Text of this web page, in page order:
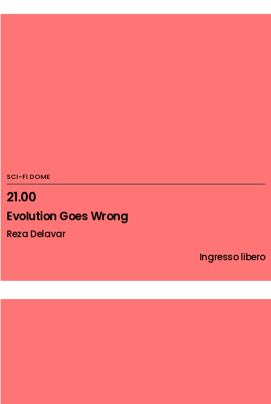
SCI-FI DOME
21.00
Evolution Goes Wrong
Reza Delavar
Ingresso libero